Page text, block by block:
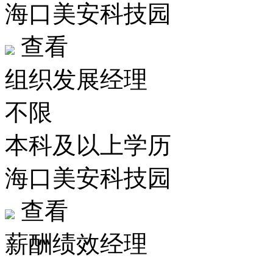
海口美安科技园
查看
组织发展经理
不限
本科及以上学历
海口美安科技园
查看
薪酬绩效经理